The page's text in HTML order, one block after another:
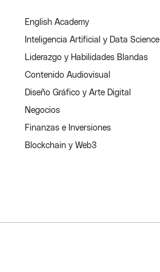
English Academy
Inteligencia Artificial y Data Science
Liderazgo y Habilidades Blandas
Contenido Audiovisual
Diseño Gráfico y Arte Digital
Negocios
Finanzas e Inversiones
Blockchain y Web3